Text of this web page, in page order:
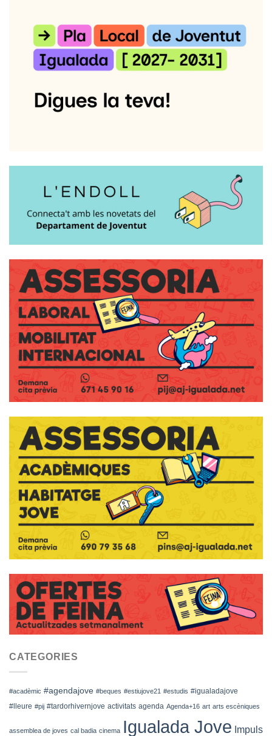
CATEGORIES
#acadèmic #agendajove #beques #estiujove21 #estudis #igualadajove
#lleure #pij #tardorhivernjove activitats agenda Agenda+16 art arts escèniques
assemblea de joves cal badia cinema Igualada Jove Impuls